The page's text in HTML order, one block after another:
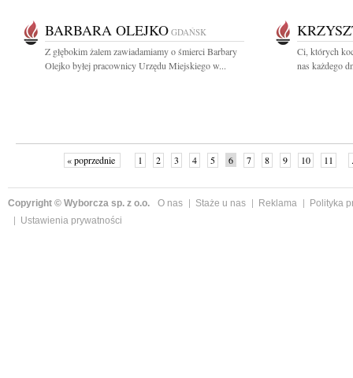
BARBARA OLEJKO GDAŃSK
Z głębokim żalem zawiadamiamy o śmierci Barbary
Olejko byłej pracownicy Urzędu Miejskiego w...
Ci, których
nas każdego
« poprzednie 1 2 3 4 5 6 7 8 9 10 11
Copyright © Wyborcza sp. z o.o. O nas Staże u nas Reklama
Polityka
Ustawienia prywatności